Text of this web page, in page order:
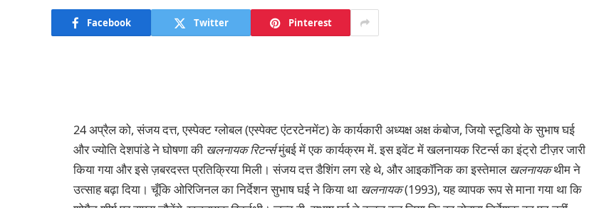
Facebook Twitter Pinterest
24 अप्रैल को, संजय दत्त, एस्पेक्ट ग्लोबल (एस्पेक्ट एंटरटेनमेंट) के कार्यकारी अध्यक्ष अक्ष कंबोज, जियो स्टूडियो के सुभाष घई
और ज्योति देशपांडे ने घोषणा की खलनायक रिटर्न्समुंबई में एक कार्यक्रम में. इस इवेंट में खलनायक रिटर्न्स का इंट्रो टीज़र जारी
किया गया और इसे ज़बरदस्त प्रतिक्रिया मिली। संजय दत्त डैशिंग लग रहे थे, और आइकॉनिक का इस्तेमाल खलनायकथीम ने
उत्साह बढ़ा दिया। चूँकि ओरिजिनल का निर्देशन सुभाष घई ने किया था खलनायक(1993), यह व्यापक रूप से माना गया था कि